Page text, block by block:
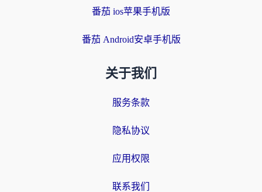
番茄 ios苹果手机版
番茄 Android安卓手机版
关于我们
服务条款
隐私协议
应用权限
联系我们